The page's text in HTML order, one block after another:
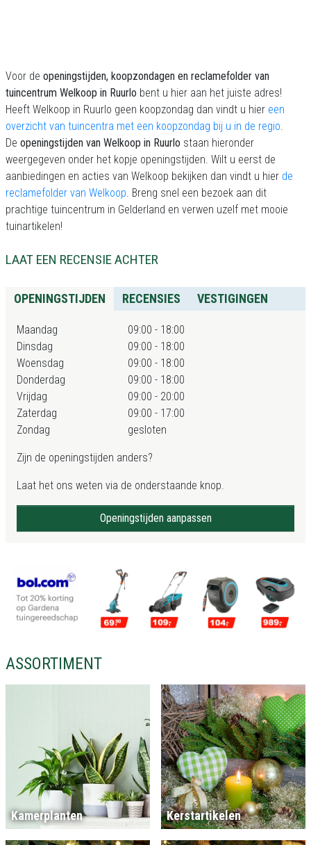
Voor de openingstijden, koopzondagen en reclamefolder van
tuincentrum Welkoop in Ruurlo bent u hier aan het juiste adres!
Heeft Welkoop in Ruurlo geen koopzondag dan vindt u hier een
overzicht van tuincentra met een koopzondag bij u in de regio.
De openingstijden van Welkoop in Ruurlo staan hieronder
weergegeven onder het kopje openingstijden. Wilt u eerst de
aanbiedingen en acties van Welkoop bekijken dan vindt u hier de
reclamefolder van Welkoop. Breng snel een bezoek aan dit
prachtige tuincentrum in Gelderland en verwen uzelf met mooie
tuinartikelen!
LAAT EEN RECENSIE ACHTER
OPENINGSTIJDEN RECENSIES VESTIGINGEN
Maandag
09:00 - 18:00
Dinsdag
09:00 - 18:00
Woensdag
09:00 - 18:00
Donderdag
09:00 - 18:00
Vrijdag
09:00 - 20:00
Zaterdag
09:00 - 17:00
Zondag
gesloten
Zijn de openingstijden anders?
Laat het ons weten via de onderstaande knop.
Openingstijden aanpassen
ASSORTIMENT
Kamerplanten Kerstartikelen